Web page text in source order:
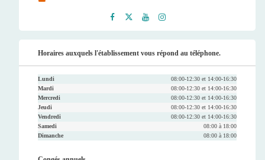
ook
er
be
ram
Horaires auxquels l'établissement vous répond au téléphone.
Lundi
08:00-12:30 et 14:00-16:30
Mardi
08:00-12:30 et 14:00-16:30
Mercredi
08:00-12:30 et 14:00-16:30
Jeudi
08:00-12:30 et 14:00-16:30
Vendredi
08:00-12:30 et 14:00-16:30
Samedi
08:00 à 18:00
Dimanche
08:00 à 18:00